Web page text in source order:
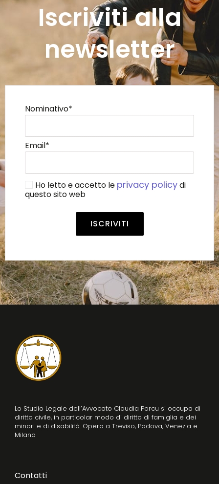
Iscriviti alla
newsletter
Nominativo*
Email*
Ho letto e accetto le privacy policydi
questo sito web
Lo Studio Legale dell’Avvocato Claudia Porcu si occupa di
diritto civile, in particolar modo di diritto di famiglia e dei
minori e di disabilità. Opera a Treviso, Padova, Venezia e
Milano
Contatti